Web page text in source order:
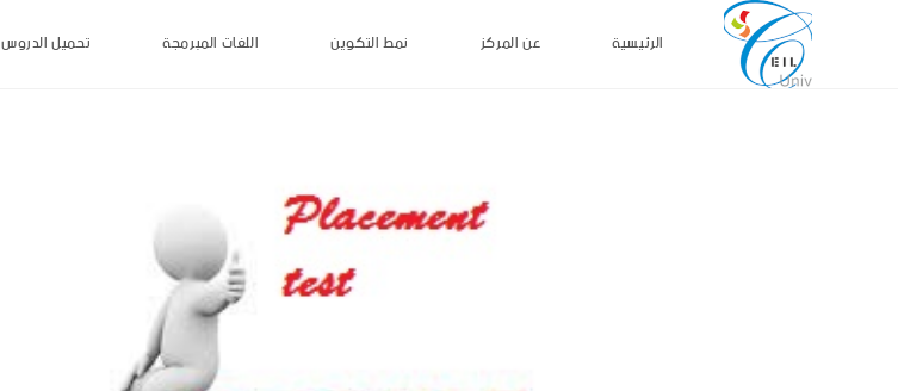
الرئيسية عن المركز نمط التكوين اللغات المبرمجة تحميل الدروس